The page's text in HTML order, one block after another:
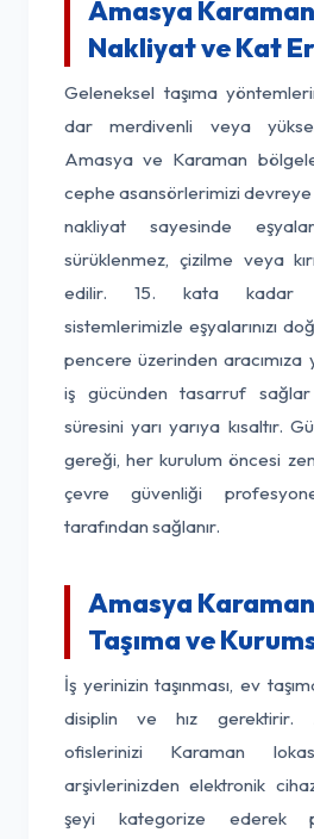
Amasya
Nakliyat ve Kat
Geleneksel taşıma
dar merdivenli veya
Amasya ve Karaman
cephe asansörlerimizi devreye
nakliyat sayesinde
sürüklenmez, çizilme veya
edilir. 15. kata kadar
sistemlerimizle eşyalarınızı
pencere üzerinden aracımıza
iş gücünden tasarruf
süresini yarı yarıya kısaltır.
gereği, her kurulum öncesi
çevre güvenliği
tarafından sağlanır.
Amasya
Taşıma ve
İş yerinizin taşınması, ev
disiplin ve hız gerektirir.
ofislerinizi Karaman
arşivlerinizden elektronik
şeyi kategorize ederek